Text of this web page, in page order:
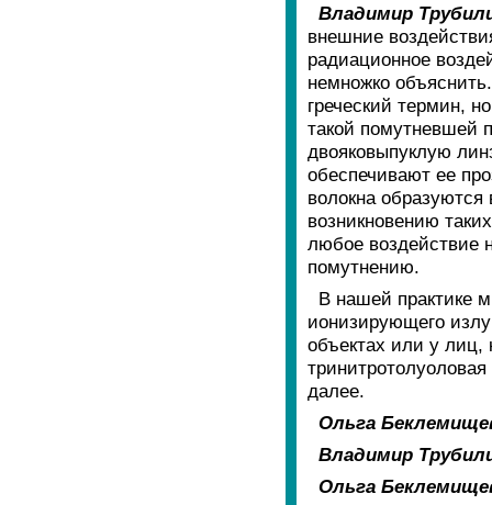
Владимир
внешние
радиационное
немножко
греческий термин,
такой помутневшей
двояковыпуклую
обеспечивают ее
волокна
возникновению
любое воздействие
помутнению.
В нашей практике
ионизирующего
объектах или у
далее.
Ольга
Владимир
Ольга